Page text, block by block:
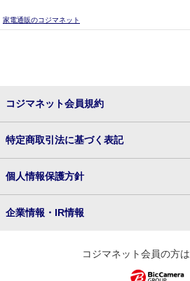
家電通販のコジマネット
コジマネット会員規約
特定商取引法に基づく表記
個人情報保護方針
企業情報・IR情報
コジマネット会員の方は